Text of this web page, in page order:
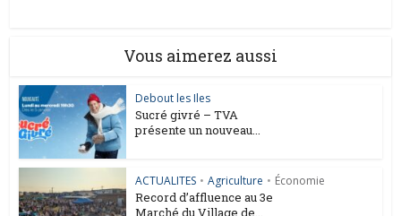
Vous aimerez aussi
Debout les Iles
Sucré givré – TVA
présente un nouveau...
ACTUALITES • Agriculture • Économie
Record d’affluence au 3e
Marché du Village de...